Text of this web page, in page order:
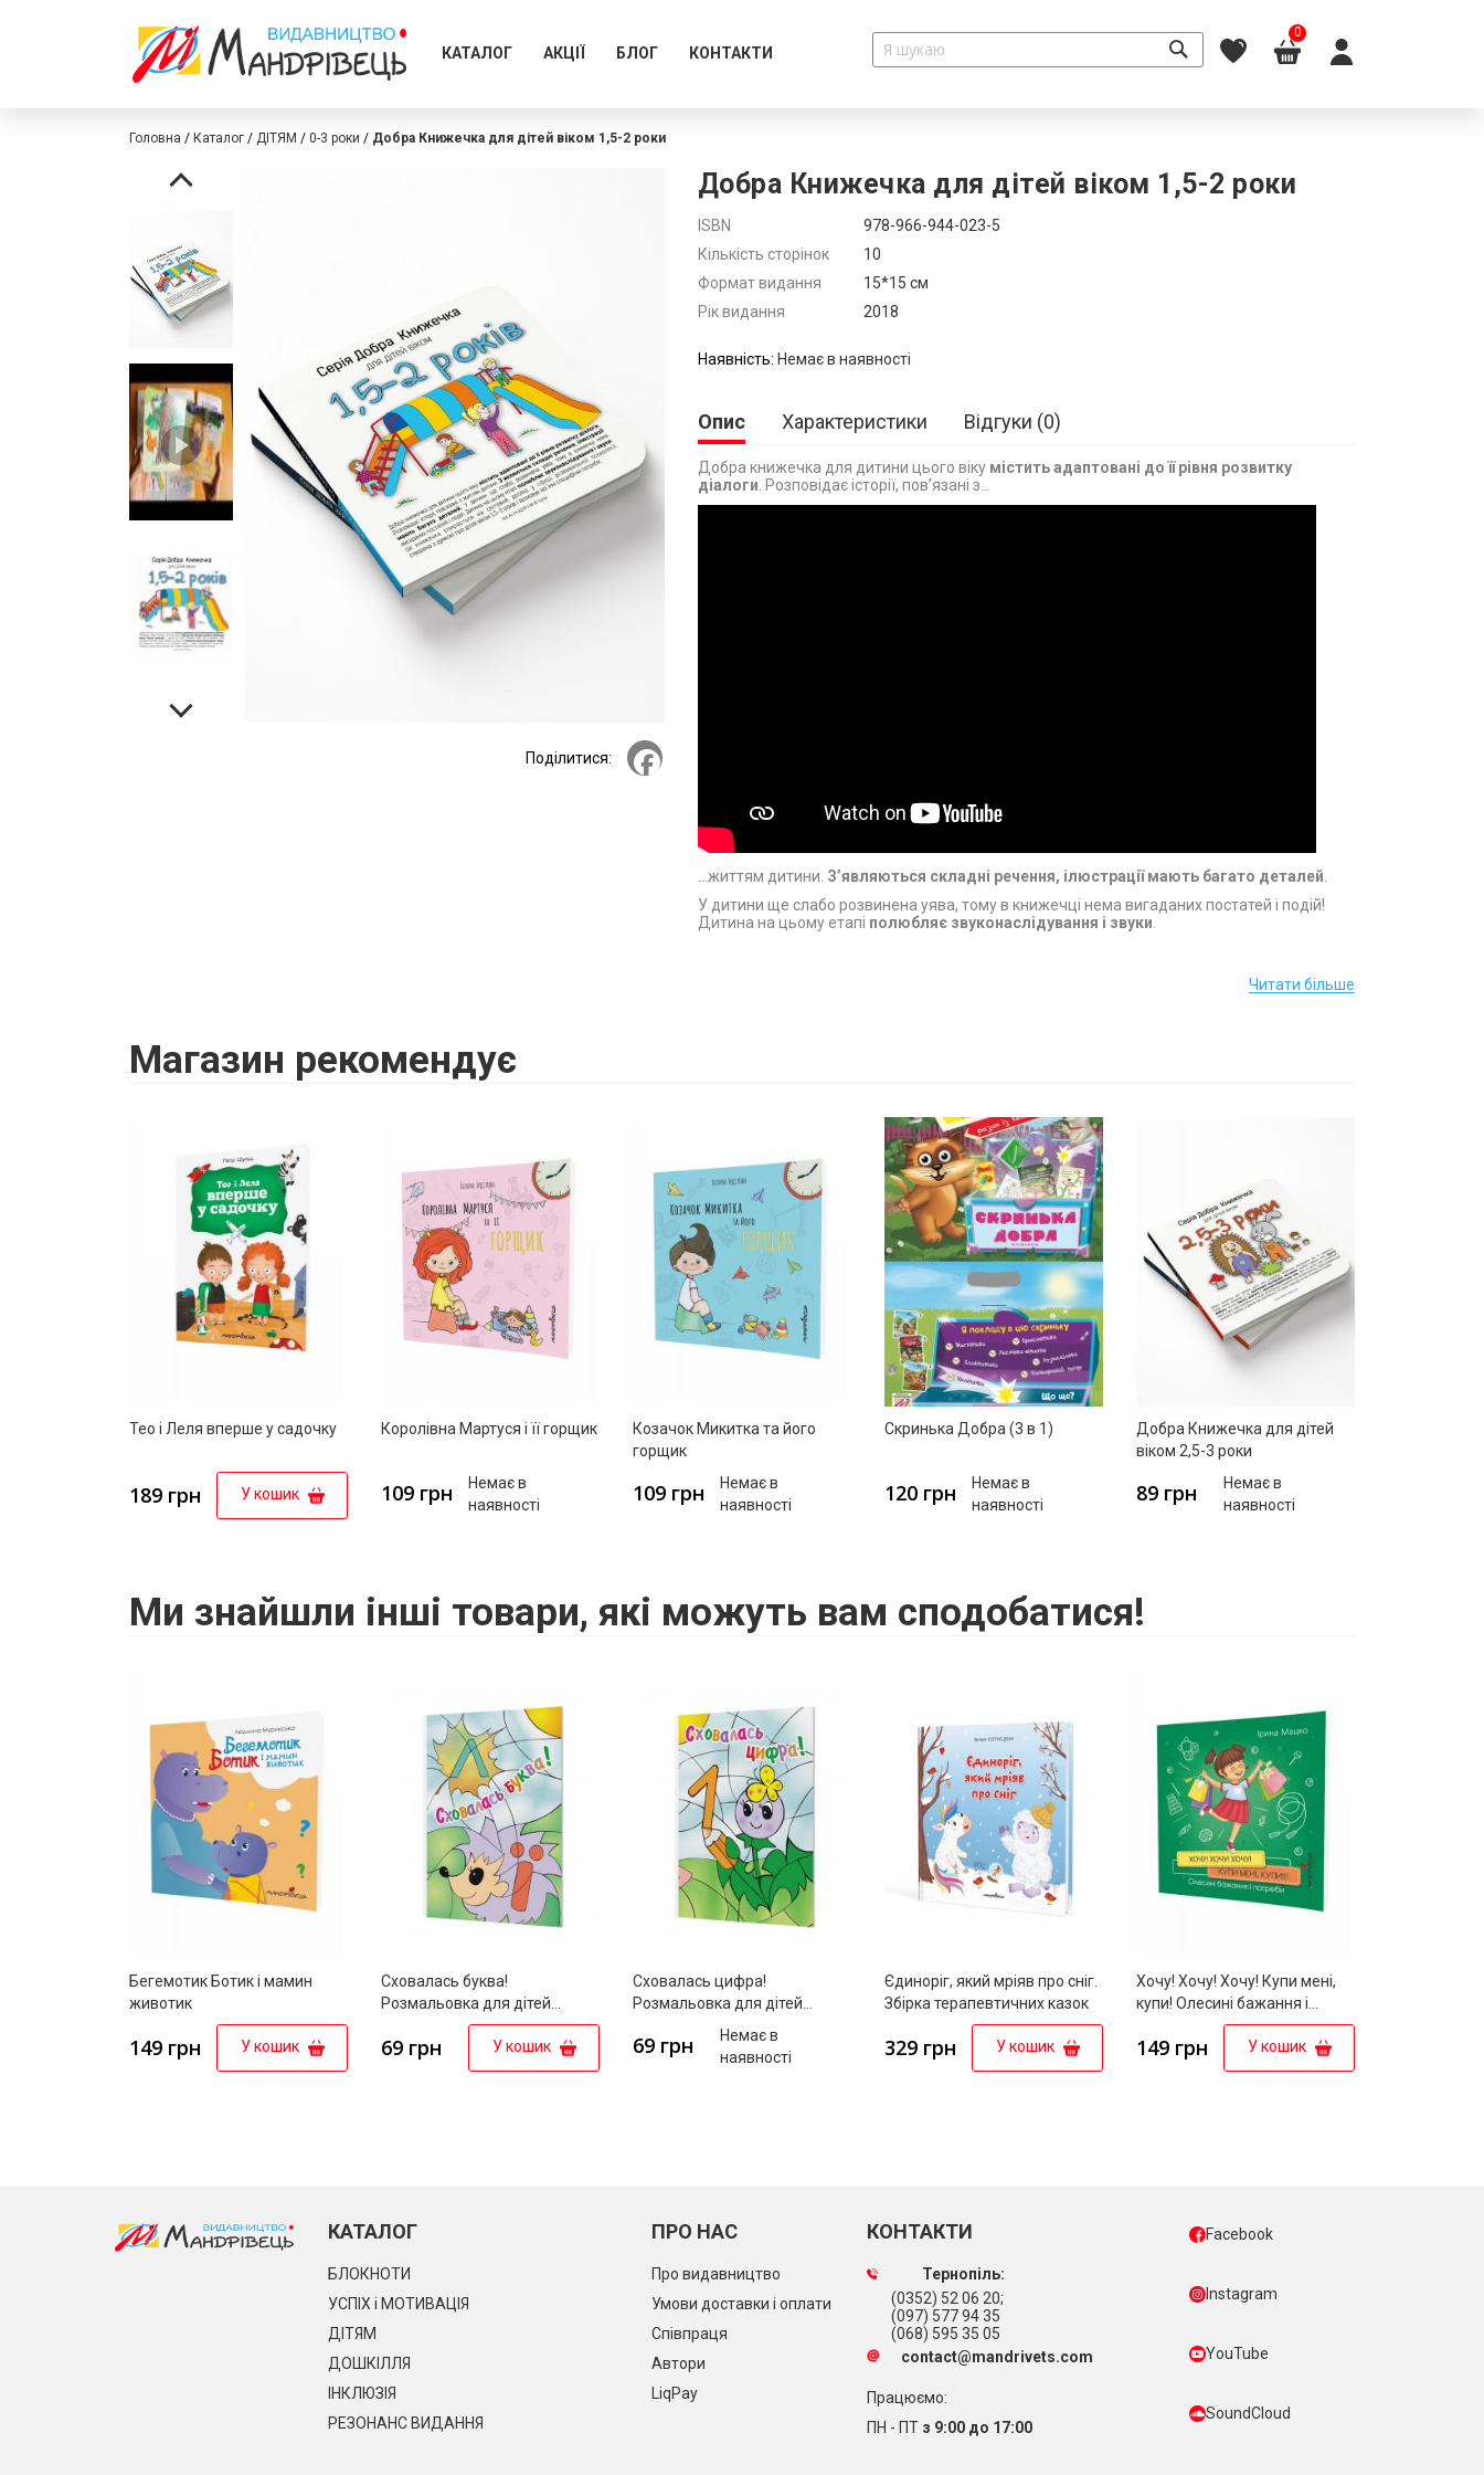
КАТАЛОГ АКЦІЇ БЛОГ КОНТАКТИ
0
Головна Каталог ДІТЯМ 0-3 роки Добра Книжечка для дітей віком 1,5-2 роки
Добра Книжечка для дітей віком 1,5-2 роки
Додатково
ISBN
978-966-944-023-5
Кількість сторінок
10
Формат видання
15*15 см
Рік видання
2018
Немає в наявності
Опис
Добра книжечка для дитини цього віку містить адаптовані до її рівня розвитку
діалоги . Розповідає історії, пов’язані з...
...життям дитини. З’являються складні речення, ілюстрації мають багато деталей
У дитини ще слабо розвинена уява, тому в книжечці нема вигаданих постатей і подій!
Дитина на цьому етапі полюбляє звуконаслідування і звуки
Читати більше
Характеристики Відгуки 0
Перейти
галереї
зображень
Перейти
галереї
зображень
Поділитися: Facebook
Магазин рекомендує
Тео і Леля вперше у садочку
189 грн У кошик
Королівна Мартуся і її горщик
109 грн
Немає в
наявності
Козачок Микитка та його
горщик
109 грн
Немає в
наявності
Скринька Добра (3 в 1)
120 грн
Немає в
наявності
Добра Книжечка для дітей
віком 2,5-3 роки
89 грн
Немає в
наявності
Ми знайшли інші товари, які можуть вам сподобатися!
Бегемотик Ботик і мамин
животик
149 грн У кошик
Сховалась буква!
Розмальовка для дітей
дошкільного віку
69 грн У кошик
Сховалась цифра!
Розмальовка для дітей
дошкільного віку
69 грн
Немає в
наявності
Єдиноріг, який мріяв про сніг.
Збірка терапевтичних казок
329 грн У кошик
Хочу! Хочу! Хочу! Купи мені,
купи! Олесині бажання і
149 грн У кошик
КАТАЛОГ
БЛОКНОТИ
УСПІХ і МОТИВАЦІЯ
ДІТЯМ
ДОШКІЛЛЯ
ІНКЛЮЗІЯ
РЕЗОНАНС ВИДАННЯ
ПРО НАС
Про видавництво
Умови доставки і оплати
Співпраця
Автори
LiqPay
КОНТАКТИ
Тернопіль:
(0352) 52 06 20;
(097) 577 94 35
(068) 595 35 05
contact@mandrivets.com
Працюємо:
ПН - ПТ з 9:00 до 17:00
Facebook
Instagram
YouTube
SoundCloud